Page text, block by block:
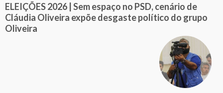
ELEIÇÕES 2026 | Sem espaço no PSD, cenário de
Cláudia Oliveira expõe desgaste político do grupo
Oliveira